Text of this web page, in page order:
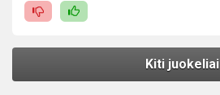
Kiti juokeliai